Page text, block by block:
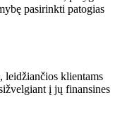
pasirinkti patogias
leidžiančios klientams
į jų finansines